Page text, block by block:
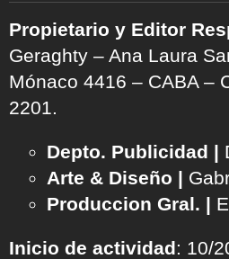
Propietario y Editor
Geraghty – Ana Laura
Mónaco 4416 – CABA –
2201.
Depto. Publicidad |
Arte & Diseño |
Produccion Gral. |
Inicio de actividad: 10/